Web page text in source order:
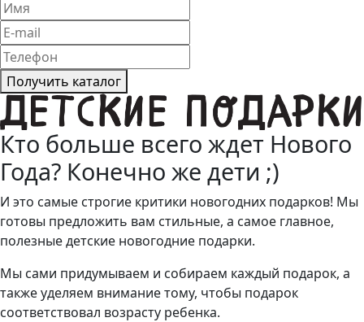
Получить каталог
Кто больше всего ждет Нового
Года? Конечно же дети ;)
И это самые строгие критики новогодних подарков! Мы
готовы предложить вам стильные, а самое главное,
полезные детские новогодние подарки.
Мы сами придумываем и собираем каждый подарок, а
также уделяем внимание тому, чтобы подарок
соответствовал возрасту ребенка.